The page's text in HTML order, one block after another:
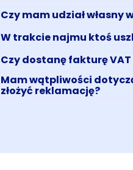
Czy mam udział własny
W trakcie najmu ktoś
Czy dostanę fakturę
Mam wątpliwości
złożyć reklamację?